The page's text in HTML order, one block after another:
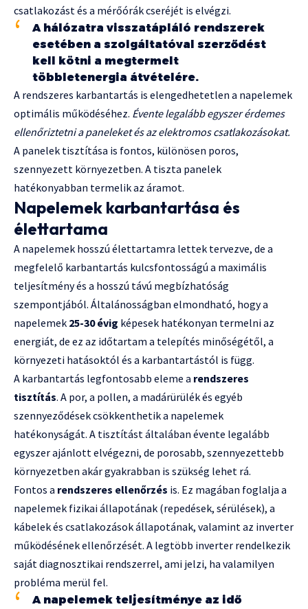
csatlakozást és a mérőórák cseréjét is elvégzi.
A hálózatra visszatápláló rendszerek
esetében a szolgáltatóval szerződést
kell kötni a megtermelt
többletenergia átvételére.
A rendszeres karbantartás is elengedhetetlen a napelemek
optimális működéséhez. Évente legalább egyszer érdemes
ellenőriztetni a paneleket és az elektromos csatlakozásokat.
A panelek tisztítása is fontos, különösen poros,
szennyezett környezetben. A tiszta panelek
hatékonyabban termelik az áramot.
Napelemek karbantartása és
élettartama
A napelemek hosszú élettartamra lettek tervezve, de a
megfelelő karbantartás kulcsfontosságú a maximális
teljesítmény és a hosszú távú megbízhatóság
szempontjából. Általánosságban elmondható, hogy a
napelemek 25-30 évig képesek hatékonyan termelni az
energiát, de ez az időtartam a telepítés minőségétől, a
környezeti hatásoktól és a karbantartástól is függ.
A karbantartás legfontosabb eleme a rendszeres
tisztítás. A por, a pollen, a madárürülék és egyéb
szennyeződések csökkenthetik a napelemek
hatékonyságát. A tisztítást általában évente legalább
egyszer ajánlott elvégezni, de porosabb, szennyezettebb
környezetben akár gyakrabban is szükség lehet rá.
Fontos a rendszeres ellenőrzés is. Ez magában foglalja a
napelemek fizikai állapotának (repedések, sérülések), a
kábelek és csatlakozások állapotának, valamint az inverter
működésének ellenőrzését. A legtöbb inverter rendelkezik
saját diagnosztikai rendszerrel, ami jelzi, ha valamilyen
probléma merül fel.
A napelemek teljesítménye az idő